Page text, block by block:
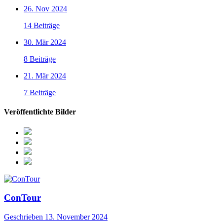
26. Nov 2024
14 Beiträge
30. Mär 2024
8 Beiträge
21. Mär 2024
7 Beiträge
Veröffentlichte Bilder
ConTour
Geschrieben 13. November 2024